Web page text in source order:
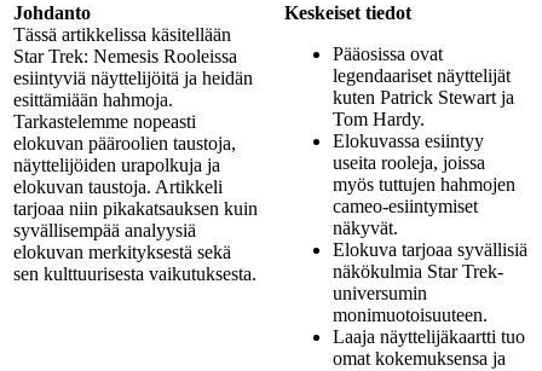
Johdanto
Tässä artikkelissa käsitellään
Star Trek: Nemesis Rooleissa
esiintyviä näyttelijöitä ja heidän
esittämiään hahmoja.
Tarkastelemme nopeasti
elokuvan pääroolien taustoja,
näyttelijöiden urapolkuja ja
elokuvan taustoja. Artikkeli
tarjoaa niin pikakatsauksen kuin
syvällisempää analyysiä
elokuvan merkityksestä sekä
sen kulttuurisesta vaikutuksesta.
Keskeiset tiedot
Pääosissa ovat
legendaariset näyttelijät
kuten Patrick Stewart ja
Tom Hardy.
Elokuvassa esiintyy
useita rooleja, joissa
myös tuttujen hahmojen
cameo-esiintymiset
näkyvät.
Elokuva tarjoaa syvällisiä
näkökulmia Star Trek-
universumin
monimuotoisuuteen.
Laaja näyttelijäkaartti tuo
omat kokemuksensa ja